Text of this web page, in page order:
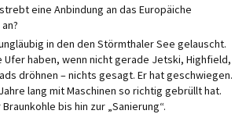
eine Anbindung an das Europäiche
in den den Störmthaler See gelauscht.
Ufer haben, wenn nicht gerade Jetski, Highfield,
dröhnen – nichts gesagt. Er hat geschwiegen.
lang mit Maschinen so richtig gebrüllt hat.
bis hin zur „Sanierung“.